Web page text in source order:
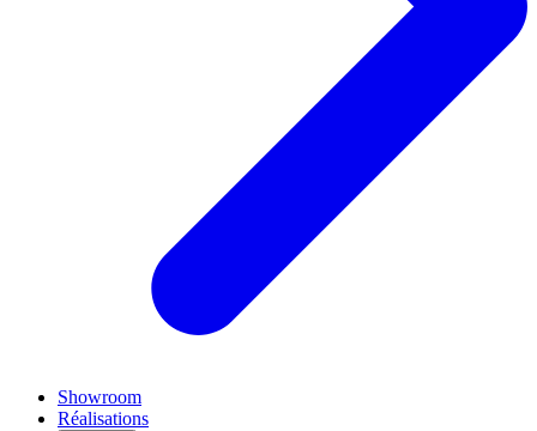
Showroom
Réalisations